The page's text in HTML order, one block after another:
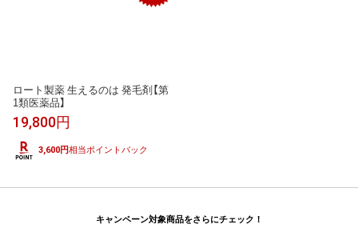
ロート製薬 生えるのは 発毛剤【第
1類医薬品】
19,800円
3,600円相当ポイントバック
キャンペーン対象商品をさらにチェック！